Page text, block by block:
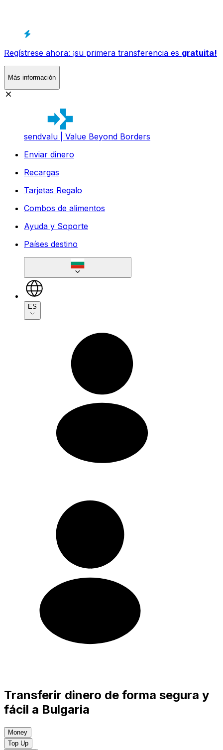
Regístrese ahora: ¡su primera transferencia es gratuita!
Más información
sendvalu | Value Beyond Borders
Enviar dinero
Recargas
Tarjetas Regalo
Combos de alimentos
Ayuda y Soporte
Países destino
ES
Transferir dinero de forma segura y
fácil a Bulgaria
Money
Top Up